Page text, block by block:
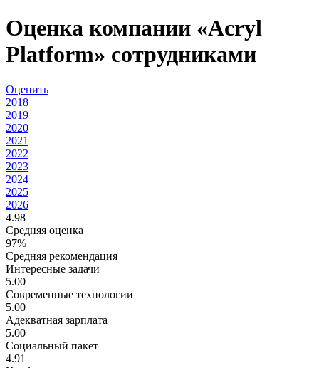
Оценка компании «Acryl
Platform» сотрудниками
Оценить
2018
2019
2020
2021
2022
2023
2024
2025
2026
4.98
Средняя оценка
97%
Средняя рекомендация
Интересные задачи
5.00
Современные технологии
5.00
Адекватная зарплата
5.00
Социальный пакет
4.91